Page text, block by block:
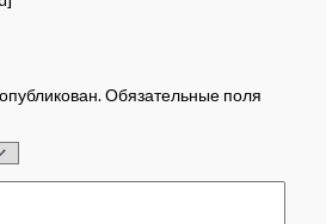
Обязательные поля